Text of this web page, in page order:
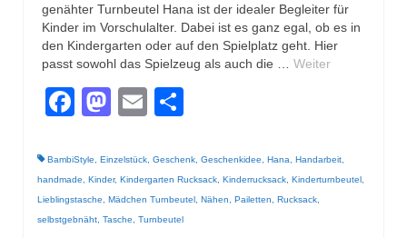
genähter Turnbeutel Hana ist der idealer Begleiter für
Kinder im Vorschulalter. Dabei ist es ganz egal, ob es in
den Kindergarten oder auf den Spielplatz geht. Hier
passt sowohl das Spielzeug als auch die … Weiter
Facebook
Mastodon
Email
BambiStyle Einzelstück Geschenk Geschenkidee Hana Handarbeit
handmade
Kinder, Kindergarten Rucksack Kinderrucksack Kinderturnbeutel
Lieblingstasche
Mädchen Turnbeutel Nähen Pailetten Rucksack
selbstgebnäht Tasche Turnbeutel